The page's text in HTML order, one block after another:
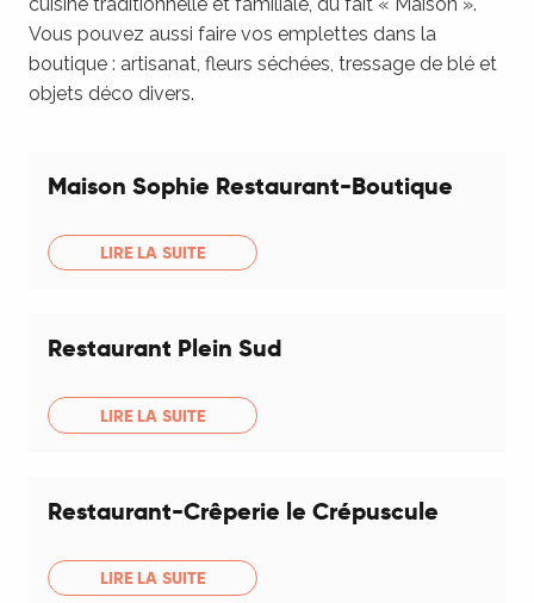
Vous pouvez aussi faire vos emplettes dans la
boutique : artisanat, fleurs séchées, tressage de blé et
objets déco divers.
Maison Sophie Restaurant-Boutique
LIRE LA SUITE
Restaurant Plein Sud
LIRE LA SUITE
Restaurant-Crêperie le Crépuscule
LIRE LA SUITE